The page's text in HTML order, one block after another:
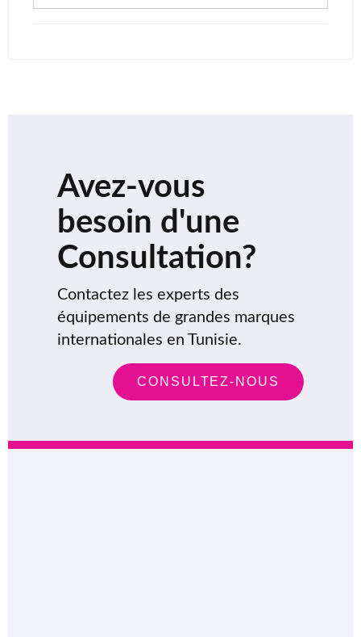
Avez-vous
besoin d'une
Consultation?
Contactez les experts des
équipements de grandes marques
internationales en Tunisie.
CONSULTEZ-NOUS